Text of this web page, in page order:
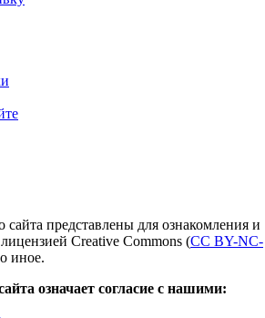
представлены для ознакомления и
Creative Commons (CC BY-NC-
иное.
означает согласие с нашими: